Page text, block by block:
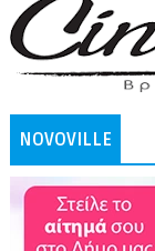
NOVOVILLE